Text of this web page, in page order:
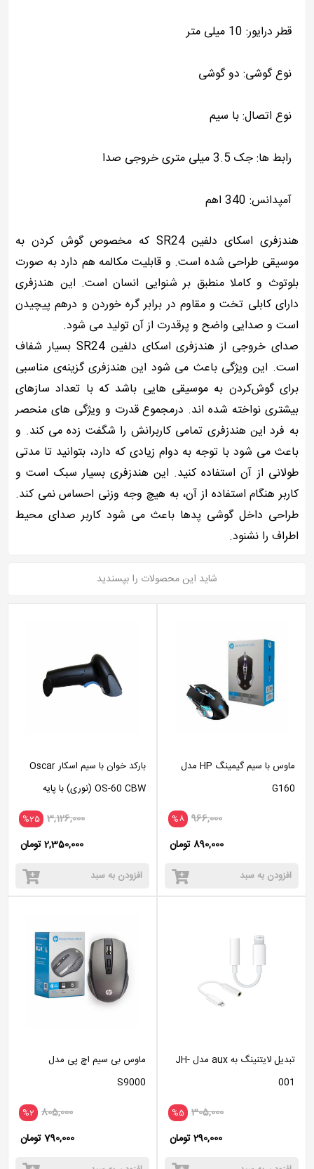
قطر درایور: 10 میلی متر
نوع گوشی: دو گوشی
نوع اتصال: با سیم
رابط ها: جک 3.5 میلی متری خروجی صدا
آمپدانس: 340 اهم
هندزفری اسکای دلفین SR24 که مخصوص گوش‌ کردن به
موسیقی طراحی شده است. و قابلیت مکالمه هم دارد به صورت
بلوتوث و کاملا منطبق بر شنوایی انسان است. این هندزفری
دارای کابلی تخت و مقاوم در برابر گره‌ خوردن و درهم‌ پیچیدن
است و صدایی واضح و پرقدرت از آن تولید می‌ شود.
صدای خروجی از هندزفری اسکای دلفین SR24 بسیار شفاف
است. این ویژگی‌ باعث می‌ شود این هندزفری گزینه‌ی مناسبی
برای گوش‌کردن به موسیقی‌ هایی باشد که با تعداد سازهای
بیشتری نواخته شده‌ اند. درمجموع قدرت و ویژگی‌ های منحصر
به‌ فرد این هندزفری تمامی کاربرانش را شگفت‌ زده می‌ کند. و
باعث می‌ شود با توجه به دوام زیادی که دارد، بتوانید تا مدتی
طولانی از آن استفاده کنید. این هندزفری بسیار سبک است و
کاربر هنگام استفاده از آن، به‌ هیچ‌ وجه وزنی احساس نمی‌ کند.
طراحی داخل‌ گوشی پدها باعث می‌ شود کاربر صدای محیط
اطراف را نشنود.
شاید این محصولات را بپسندید
ماوس با سیم گیمینگ HP مدل
G160
%8 966,000
890,000 تومان
افزودن به سبد
بارکد خوان با سیم اسکار Oscar
OS-60 CBW (نوری) با پایه
%25 3,126,000
2,350,000 تومان
افزودن به سبد
تبدیل لایتنینگ به aux مدل JH-
001
%5 305,000
290,000 تومان
ماوس بی سیم اچ پی مدل
S9000
%2 805,000
790,000 تومان